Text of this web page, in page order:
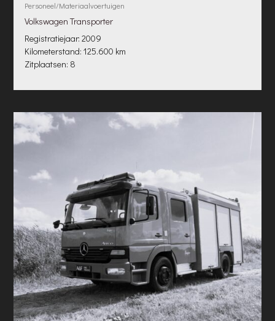
Personeel/Materiaalvoertuigen
Volkswagen Transporter
Registratiejaar: 2009
Kilometerstand: 125.600 km
Zitplaatsen: 8